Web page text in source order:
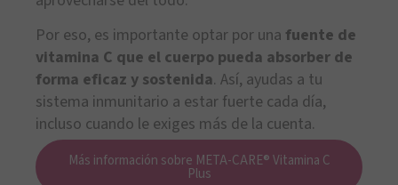
Por eso, es importante optar por una fuente de
vitamina C que el cuerpo pueda absorber de
forma eficaz y sostenida. Así, ayudas a tu
sistema inmunitario a estar fuerte cada día,
incluso cuando le exiges más de la cuenta.
Más información sobre META-CARE® Vitamina C
Plus